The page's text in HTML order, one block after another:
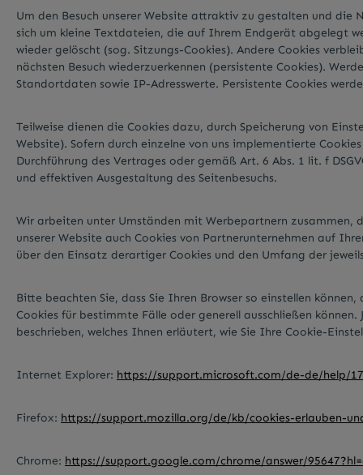
Um den Besuch unserer Website attraktiv zu gestalten und die
sich um kleine Textdateien, die auf Ihrem Endgerät abgelegt
wieder gelöscht (sog. Sitzungs-Cookies). Andere Cookies
nächsten Besuch wiederzuerkennen (persistente Cookies).
Standortdaten sowie IP-Adresswerte. Persistente Cookies
Teilweise dienen die Cookies dazu, durch Speicherung von
Website). Sofern durch einzelne von uns implementierte
Durchführung des Vertrages oder gemäß Art. 6 Abs. 1 lit. f
und effektiven Ausgestaltung des Seitenbesuchs.
Wir arbeiten unter Umständen mit Werbepartnern zusammen,
unserer Website auch Cookies von Partnerunternehmen auf
über den Einsatz derartiger Cookies und den Umfang der
Bitte beachten Sie, dass Sie Ihren Browser so einstellen
Cookies für bestimmte Fälle oder generell ausschließen
beschrieben, welches Ihnen erläutert, wie Sie Ihre Cookie-
Internet Explorer: https://support.microsoft.com/de-de/help/
Firefox: https://support.mozilla.org/de/kb/cookies-erlauben-
Chrome: https://support.google.com/chrome/answer/